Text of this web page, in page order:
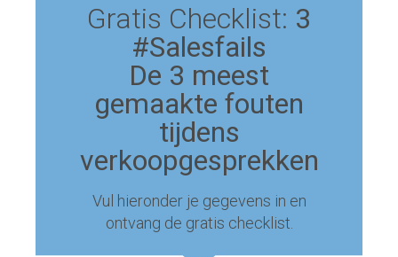
Gratis Checklist: 3
#Salesfails
De 3 meest
gemaakte fouten
tijdens
verkoopgesprekken
Vul hieronder je gegevens in en
ontvang de gratis checklist.